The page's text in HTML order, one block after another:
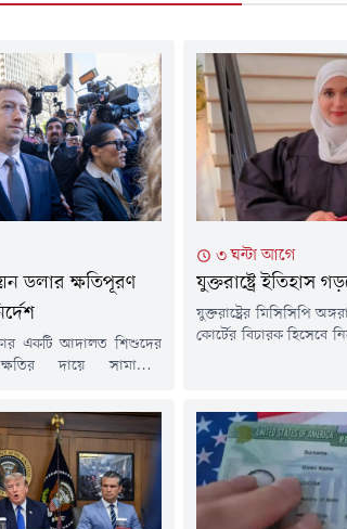
ডলার ক্ষতিপূরণ
একটি আদালত শিশুদের
দায়ে সামাজিক
ডলার ক্ষতিপূরণ দেওয়ার
বিচারক ব্রায়ান
মধ্যে ৪২০ মিলিয়ন
স্বাস্থ্যসেবায় ব্যয়
পাঁচ বছরে সচেতনতা
স্ক্রিনিং সেবা...
৩ ঘন্টা আগে
যুক্তরাষ্ট্রে
যুক্তরাষ্ট্রের মিসিসিপি
কোর্টের বিচারক হিসেবে
পাওয়া প্রথম ইয়েমেনি-
নারী হিসেবে ইতিহাস
এই নিয়োগের বিষয়ে
কর্তৃপক্ষের পক্ষ থেকে
প্রকাশ করা...